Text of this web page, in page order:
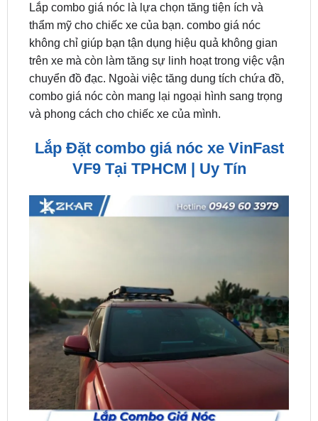
không chỉ giúp bạn tận dụng hiệu quả không gian
trên xe mà còn làm tăng sự linh hoạt trong việc vận
chuyển đồ đạc. Ngoài việc tăng dung tích chứa đồ,
combo giá nóc còn mang lại ngoại hình sang trọng
và phong cách cho chiếc xe của mình.
Lắp Đặt combo giá nóc xe VinFast